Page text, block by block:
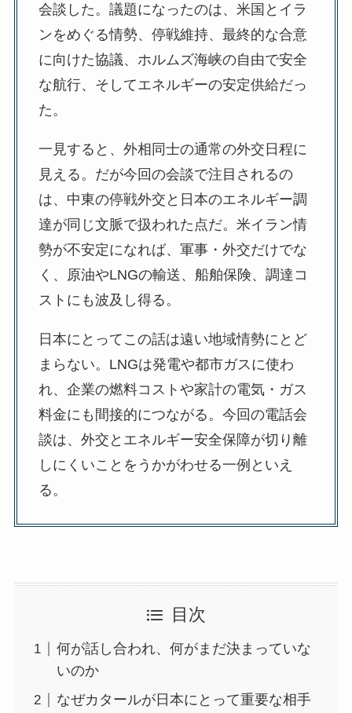
会談した。議題になったのは、米国とイラ
ンをめぐる情勢、停戦維持、最終的な合意
に向けた協議、ホルムズ海峡の自由で安全
な航行、そしてエネルギーの安定供給だっ
た。
一見すると、外相同士の通常の外交日程に
見える。だが今回の会談で注目されるの
は、中東の停戦外交と日本のエネルギー調
達が同じ文脈で扱われた点だ。米イラン情
勢が不安定になれば、軍事・外交だけでな
く、原油やLNGの輸送、船舶保険、調達コ
ストにも波及し得る。
日本にとってこの話は遠い地域情勢にとど
まらない。LNGは発電や都市ガスに使わ
れ、企業の燃料コストや家計の電気・ガス
料金にも間接的につながる。今回の電話会
談は、外交とエネルギー安全保障が切り離
しにくいことをうかがわせる一例といえ
る。
目次
何が話し合われ、何がまだ決まっていな
いのか
なぜカタールが日本にとって重要な相手